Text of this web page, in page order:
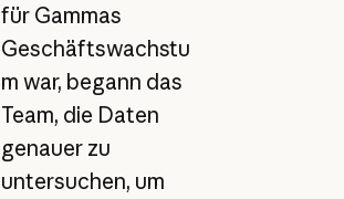
für Gammas
Geschäftswachstu
m war, begann das
Team, die Daten
genauer zu
untersuchen, um